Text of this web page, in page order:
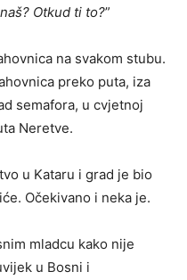
Otkud ti to?”
na svakom stubu.
preko puta, iza
semafora, u cvjetnoj
Neretve.
u Kataru i grad je bio
Očekivano i neka je.
mladcu kako nije
u Bosni i